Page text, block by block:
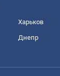
Харьков
Днепр